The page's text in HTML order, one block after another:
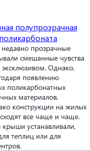
полупрозрачная
прозрачные
смешанные чувства
эксклюзивом. Однако,
появлению
поликарбонатных
материалов,
конструкции на жилых
все чаще и чаще.
крыши устанавливали,
теплиц или для